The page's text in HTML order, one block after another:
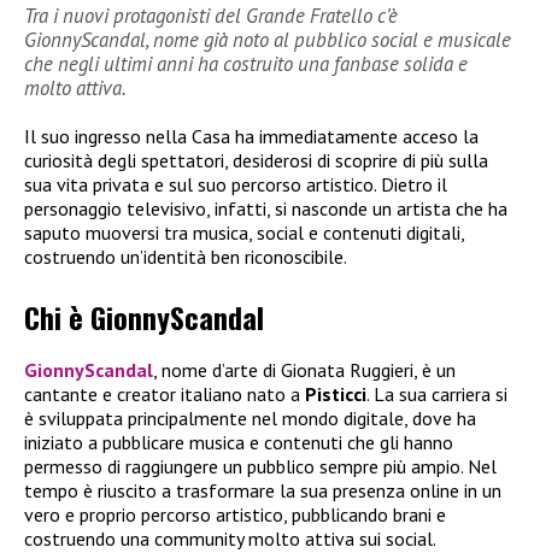
Tra i nuovi protagonisti del Grande Fratello c’è
GionnyScandal, nome già noto al pubblico social e musicale
che negli ultimi anni ha costruito una fanbase solida e
molto attiva.
Il suo ingresso nella Casa ha immediatamente acceso la
curiosità degli spettatori, desiderosi di scoprire di più sulla
sua vita privata e sul suo percorso artistico. Dietro il
personaggio televisivo, infatti, si nasconde un artista che ha
saputo muoversi tra musica, social e contenuti digitali,
costruendo un’identità ben riconoscibile.
Chi è GionnyScandal
GionnyScandal, nome d’arte di Gionata Ruggieri, è un
cantante e creator italiano nato a Pisticci. La sua carriera si
è sviluppata principalmente nel mondo digitale, dove ha
iniziato a pubblicare musica e contenuti che gli hanno
permesso di raggiungere un pubblico sempre più ampio. Nel
tempo è riuscito a trasformare la sua presenza online in un
vero e proprio percorso artistico, pubblicando brani e
costruendo una community molto attiva sui social.